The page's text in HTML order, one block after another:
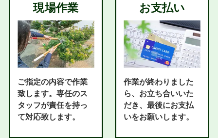
現場作業
ご指定の内容で作業
致します。専任のス
タッフが責任を持っ
て対応致します。
お支払い
作業が終わりました
ら、お立ち合いいた
だき、最後にお支払
いをお願いします。